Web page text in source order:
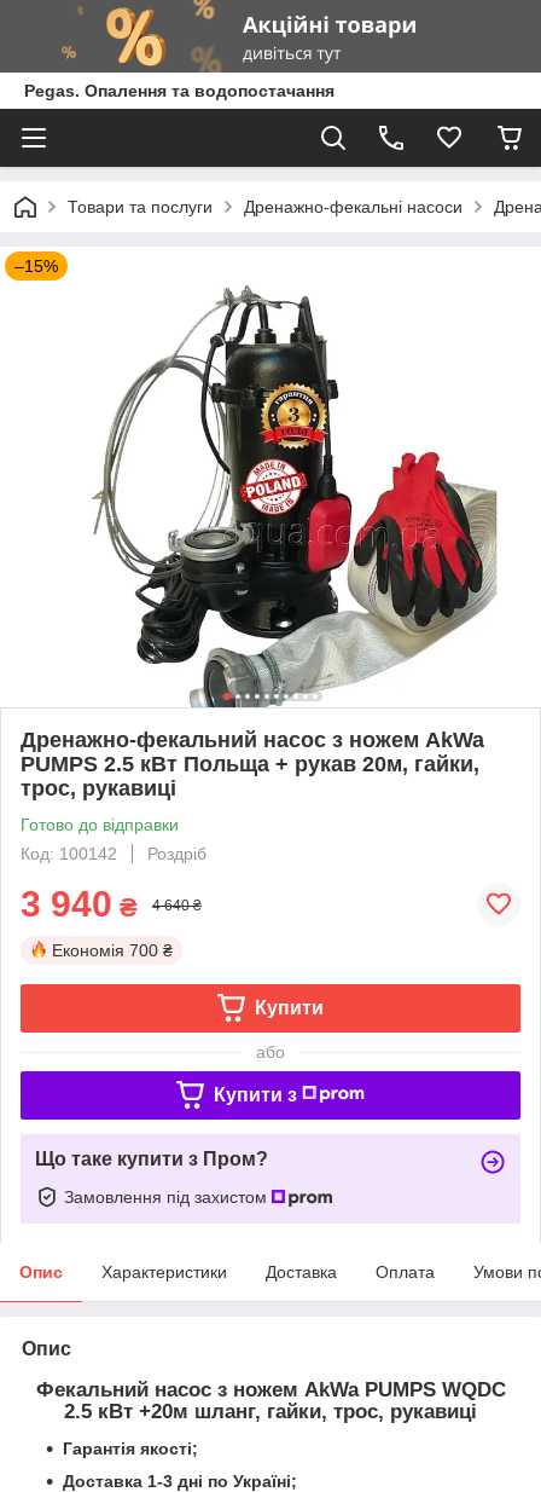
Pegas. Опалення та водопостачання
Товари та послуги Дренажно-фекальні насоси
–15%
Дренажно-фекальний насос з ножем AkWa
PUMPS 2.5 кВт Польща + рукав 20м, гайки,
трос, рукавиці
Готово до відправки
Код: 100142
Роздріб
3 940 ₴ 4 640 ₴
Економія 700 ₴
Купити
або
Купити з
Що таке купити з Пром?
Замовлення під захистом
Опис Характеристики Доставка Оплата Умови
Опис
Фекальний насос з ножем AkWa PUMPS WQDC
2.5 кВт +20м шланг, гайки, трос, рукавиці
Гарантія якості;
Доставка 1-3 дні по Україні;